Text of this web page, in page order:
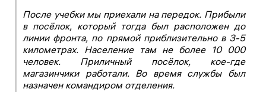
После учебки мы приехали на передок. Прибыли
в посёлок, который тогда был расположен до
линии фронта, по прямой приблизительно в 3-5
километрах. Население там не более 10 000
человек. Приличный посёлок, кое-где
магазинчики работали. Во время службы был
назначен командиром отделения.